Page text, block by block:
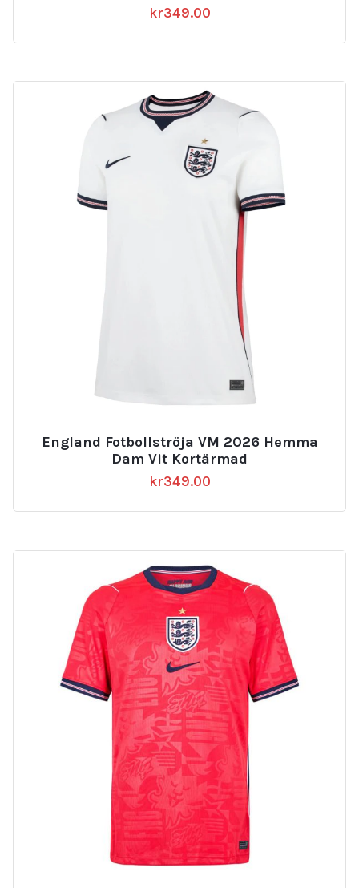
kr349.00
England Fotbollströja VM 2026 Hemma
Dam Vit Kortärmad
kr349.00